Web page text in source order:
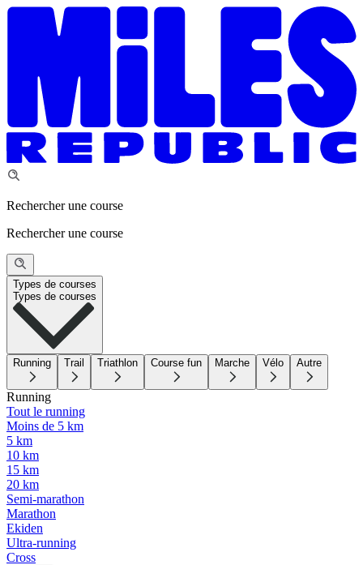
Rechercher une course
Rechercher une course
Types de courses
Types de courses
Running Trail Triathlon Course fun Marche Vélo Autre
Running
Tout le running
Moins de 5 km
5 km
10 km
15 km
20 km
Semi-marathon
Marathon
Ekiden
Ultra-running
Cross